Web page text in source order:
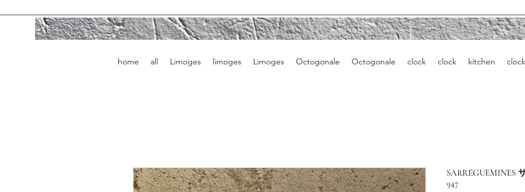
home all Limoges limoges Limoges Octogonale Octogonale clock clock kitchen clock
SARREGUEMINES
947